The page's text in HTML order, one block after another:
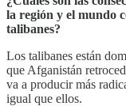
la región y el mundo
talibanes?
Los talibanes están
que Afganistán
va a producir más
igual que ellos.